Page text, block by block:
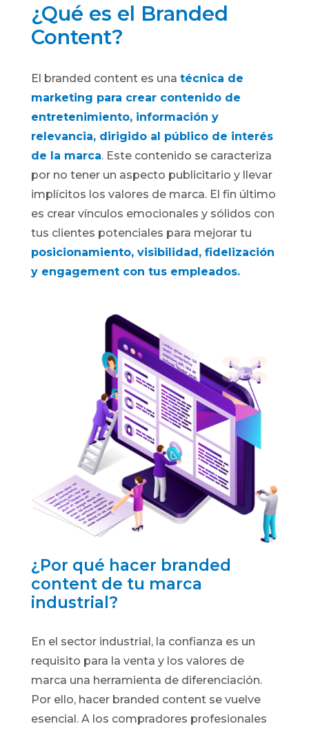
¿Qué es el Branded
Content?
El branded content es una técnica de
marketing para crear contenido de
entretenimiento, información y
relevancia, dirigido al público de interés
de la marca. Este contenido se caracteriza
por no tener un aspecto publicitario y llevar
implícitos los valores de marca. El fin último
es crear vínculos emocionales y sólidos con
tus clientes potenciales para mejorar tu
posicionamiento, visibilidad, fidelización
y engagement con tus empleados.
¿Por qué hacer branded
content de tu marca
industrial?
En el sector industrial, la confianza es un
requisito para la venta y los valores de
marca una herramienta de diferenciación.
Por ello, hacer branded content se vuelve
esencial. A los compradores profesionales